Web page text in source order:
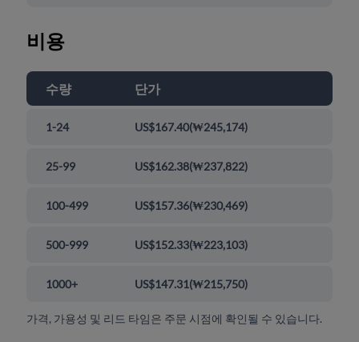
비용
수량 단가
1-24 US$167.40(₩245,174)
25-99 US$162.38(₩237,822)
100-499 US$157.36(₩230,469)
500-999 US$152.33(₩223,103)
1000+ US$147.31(₩215,750)
가격, 가용성 및 리드 타임은 주문 시점에 확인될 수 있습니다.